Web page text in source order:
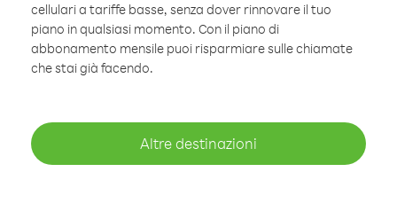
cellulari a tariffe basse, senza dover rinnovare il tuo
piano in qualsiasi momento. Con il piano di
abbonamento mensile puoi risparmiare sulle chiamate
che stai già facendo.
Altre destinazioni